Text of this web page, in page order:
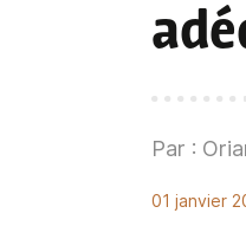
Par :
01 janvier